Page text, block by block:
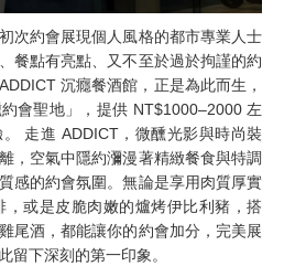
次約會展現個人風格的都市專業人士
餐點有亮點、又不至於過於拘謹的約
沉癮餐酒館，正是為此而生，
會聖地」，提供 NT$1000–2000 左
走進 ADDICT，微醺光影與時尚裝
，空氣中隱約瀰漫著精緻餐食與特調
感的約會氛圍。無論是享用肉質厚實
或是皮脆肉嫩的爐烤伊比利豬，搭
尾酒，都能讓你的約會加分，完美展
留下深刻的第一印象。